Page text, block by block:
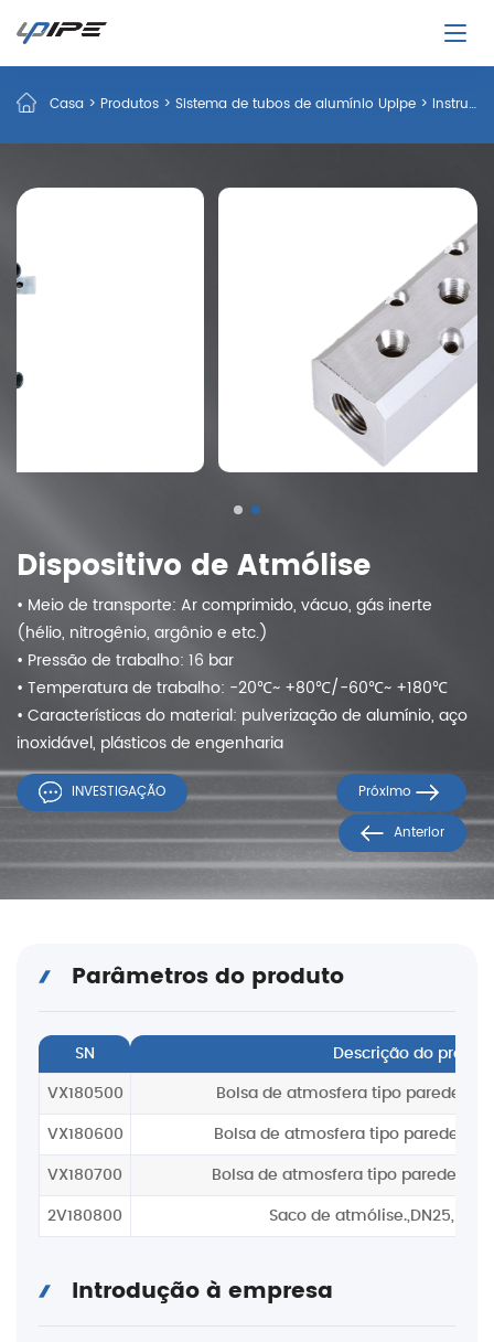
Casa > Produtos > Sistema de tubos de alumínio Upipe > Instrumentos e Medidores
Dispositivo de Atmólise
• Meio de transporte: Ar comprimido, vácuo, gás inerte
(hélio, nitrogênio, argônio e etc.)
• Pressão de trabalho: 16 bar
• Temperatura de trabalho: -20℃~ +80℃/-60℃~ +180℃
• Características do material: pulverização de alumínio, aço
inoxidável, plásticos de engenharia
INVESTIGAÇÃO
Próximo
Anterior
Parâmetros do produto
SN Descrição do
VX180500 Bolsa de atmosfera tipo parede,
VX180600 Bolsa de atmosfera tipo parede,
VX180700 Bolsa de atmosfera tipo parede, G1/
2V180800 Saco de
Introdução à empresa